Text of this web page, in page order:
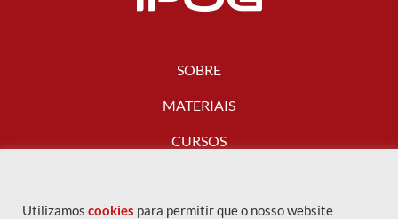
SOBRE
MATERIAIS
CURSOS
FALE CONOSCO
Utilizamos cookies para permitir que o nosso website